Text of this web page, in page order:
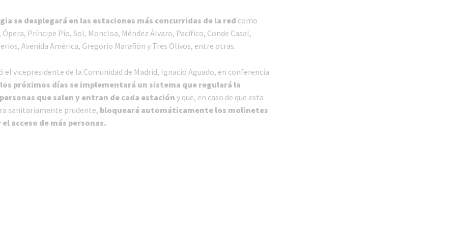
se desplegará en las estaciones más concurridas de la red como
Príncipe Pío, Sol, Moncloa, Méndez Álvaro, Pacífico, Conde Casal,
Avenida América, Gregorio Marañón y Tres Olivos, entre otras.
el vicepresidente de la Comunidad de Madrid, Ignacio Aguado, en conferencia
próximos días se implementará un sistema que regulará la
que salen y entran de cada estación y que, en caso de que esta
sanitariamente prudente, bloqueará automáticamente los molinetes
acceso de más personas.